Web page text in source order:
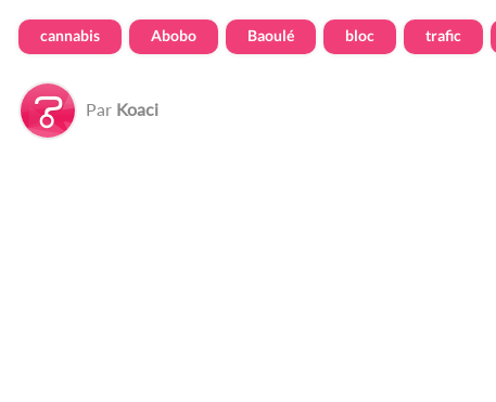
cannabis Abobo Baoulé bloc trafic
Par Koaci